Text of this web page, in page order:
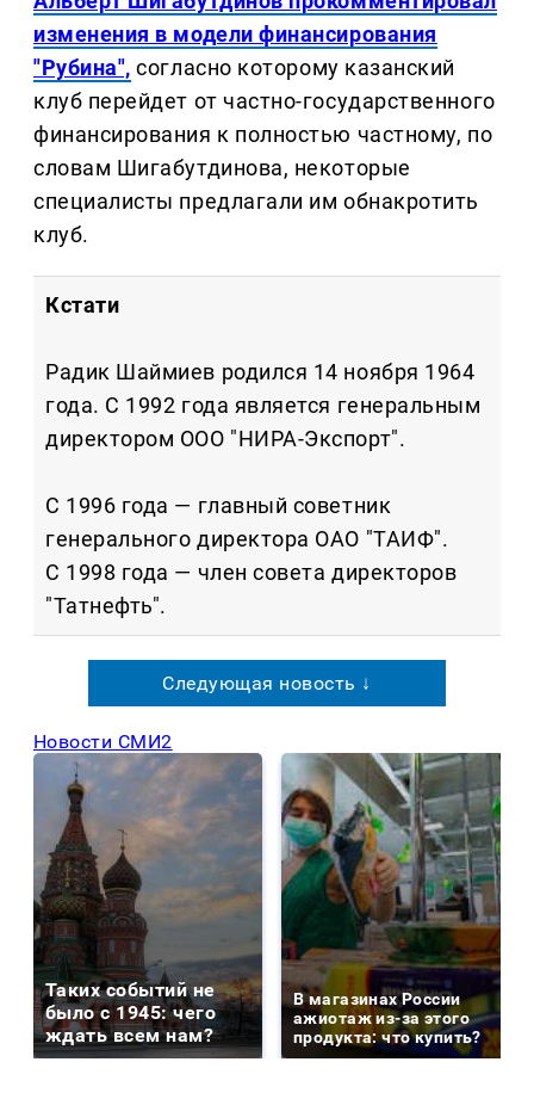
изменения в модели финансирования
"Рубина", согласно которому казанский
клуб перейдет от частно-государственного
финансирования к полностью частному, по
словам Шигабутдинова, некоторые
специалисты предлагали им обнакротить
клуб.
Кстати
Радик Шаймиев родился 14 ноября 1964
года. С 1992 года является генеральным
директором ООО "НИРА-Экспорт".
С 1996 года — главный советник
генерального директора ОАО "ТАИФ".
С 1998 года — член совета директоров
"Татнефть".
Следующая новость ↓
Новости СМИ2
Таких событий не
было с 1945: чего
ждать всем нам?
В магазинах России
ажиотаж из-за этого
продукта: что купить?